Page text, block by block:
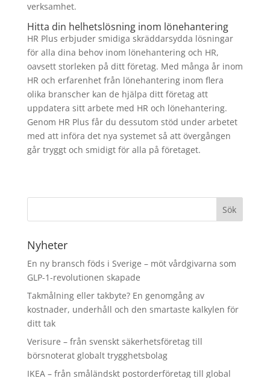
verksamhet.
Hitta din helhetslösning inom lönehantering
HR Plus erbjuder smidiga skräddarsydda lösningar
för alla dina behov inom lönehantering och HR,
oavsett storleken på ditt företag. Med många år inom
HR och erfarenhet från lönehantering inom flera
olika branscher kan de hjälpa ditt företag att
uppdatera sitt arbete med HR och lönehantering.
Genom HR Plus får du dessutom stöd under arbetet
med att införa det nya systemet så att övergången
går tryggt och smidigt för alla på företaget.
Nyheter
En ny bransch föds i Sverige – möt vårdgivarna som
GLP-1-revolutionen skapade
Takmålning eller takbyte? En genomgång av
kostnader, underhåll och den smartaste kalkylen för
ditt tak
Verisure – från svenskt säkerhetsföretag till
börsnoterat globalt trygghetsbolag
IKEA – från småländskt postorderföretag till global